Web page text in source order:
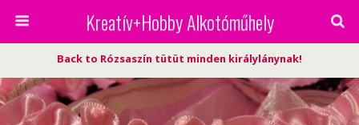
Kreatív+Hobby Alkotóműhely
Back to Rózsaszín tütüt minden királylánynak!